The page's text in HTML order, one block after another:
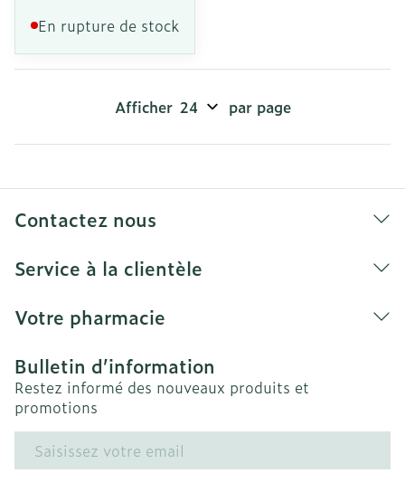
En rupture de stock
Afficher par page
Contactez nous
Service à la clientèle
Votre pharmacie
Bulletin d’information
Restez informé des nouveaux produits et
promotions
Adresse mail